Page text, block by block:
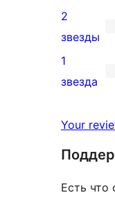
отзыв
3-
звездный
отзыв
0
2-
звездный
2
звезды
0
звездный
1
звезда
Your
Есть что